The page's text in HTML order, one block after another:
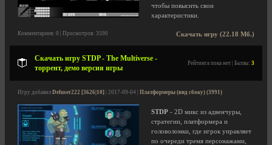
чтобы повысить свои
характеристики.
Скачать игру (22.18 Мб.)
Комментариев: 0 | Просмотров: 3590
Скачать игру STDP - The Multiverse -
торрент, демо версия игры
Рейтинга пока нет | Баллы: 3
Игру добавил Defuser222 [3626|10] | 2017-09-04 | Платформеры (вид сбоку) (3991)
STDP - 2D микс из адвенчуры,
стратегии, платформера и
головоломки, где игрок управляет
по очереди тремя персонажами,